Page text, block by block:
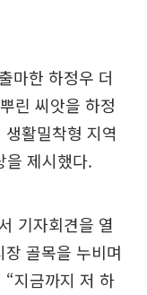
마한 하정우 더
린 씨앗을 하정
활밀착형 지역
을 제시했다.
기자회견을 열
골목을 누비며
지금까지 저 하